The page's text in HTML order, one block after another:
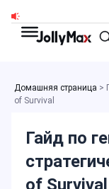
содержимому
Домашняя страница >
of Survival
Гайд по
of Survival